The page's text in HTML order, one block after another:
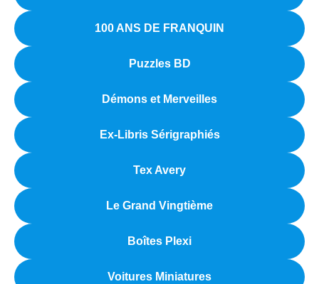
100 ANS DE FRANQUIN
Puzzles BD
Démons et Merveilles
Ex-Libris Sérigraphiés
Tex Avery
Le Grand Vingtième
Boîtes Plexi
Voitures Miniatures